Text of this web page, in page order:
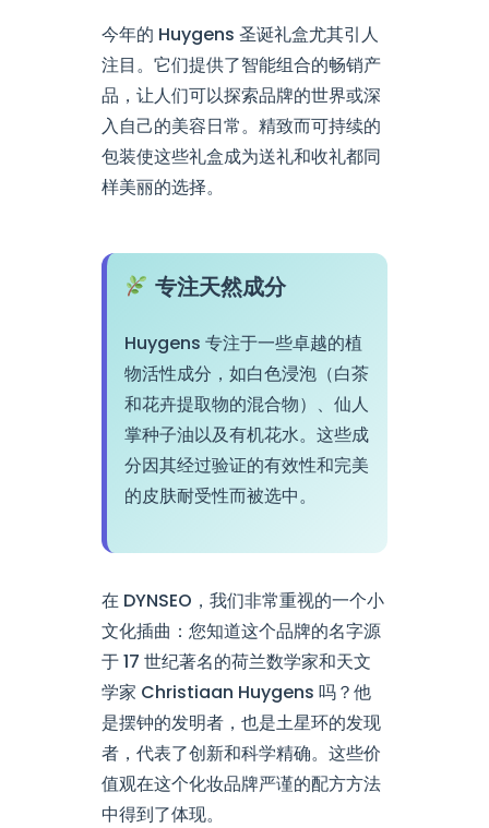
今年的 Huygens 圣诞礼盒尤其引人
注目。它们提供了智能组合的畅销产
品，让人们可以探索品牌的世界或深
入自己的美容日常。精致而可持续的
包装使这些礼盒成为送礼和收礼都同
样美丽的选择。
专注天然成分
Huygens 专注于一些卓越的植
物活性成分，如白色浸泡（白茶
和花卉提取物的混合物）、仙人
掌种子油以及有机花水。这些成
分因其经过验证的有效性和完美
的皮肤耐受性而被选中。
在 DYNSEO，我们非常重视的一个小
文化插曲：您知道这个品牌的名字源
于 17 世纪著名的荷兰数学家和天文
学家 Christiaan Huygens 吗？他
是摆钟的发明者，也是土星环的发现
者，代表了创新和科学精确。这些价
值观在这个化妆品牌严谨的配方方法
中得到了体现。